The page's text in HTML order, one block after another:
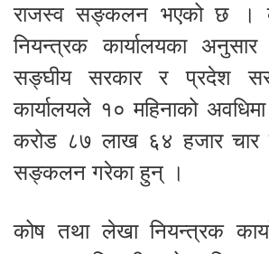
राजस्व सङ्कलन भएको छ ।
नियन्त्रक कार्यालयका अनुसार
सङ्घीय सरकार र प्रदेश
कार्यालयले १० महिनाको
करोड ८७ लाख ६४ हजार
सङ्कलन गरेका हुन् ।
कोष तथा लेखा नियन्त्रक